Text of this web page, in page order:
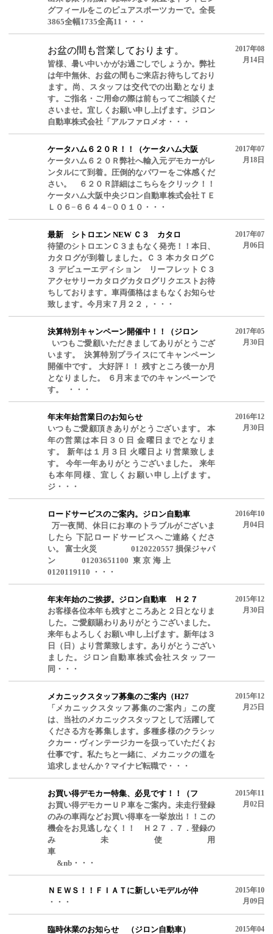
グフィールをこのピュアスポーツカーで。全長
3865全幅1735全高11・・・
お盆の間も営業しております。
皆様、暑い中いかがお過ごしでしょうか。弊社
は年中無休、お盆の間もご来店お待ちしており
ます。尚、スタッフは交代での出勤となりま
す。ご指名・ご用命の際は前もってご相談くだ
さいませ。宜しくお願い申し上げます。ジロン
自動車株式会社「アルファロメオ・・・
2017年08
月14日
ケータハム６２０Ｒ！！（ケータハム大阪
ケータハム６２０Ｒ弊社へ輸入元デモカーがレ
ンタルにて到着。圧倒的なパワーをご体感くだ
さい。 ６２０Ｒ詳細はこちらをクリック！！
ケータハム大阪中央ジロン自動車株式会社ＴＥ
Ｌ０６−６６４４−００１０・・・
2017年07
月18日
最新 シトロエン NEW Ｃ３ カタロ
待望のシトロエンＣ３まもなく発売！！本日、
カタログが到着しました。Ｃ３ 本カタログＣ
３ デビューエディション リーフレットＣ３
アクセサリーカタログカタログリクエストお待
ちしております。車両価格はまもなくお知らせ
致します。今月末７月２２，・・・
2017年07
月06日
決算特別キャンペーン開催中！！（ジロン
いつもご愛顧いただきましてありがとうござ
います。 決算特別プライスにてキャンペーン
開催中です。 大好評！！ 残すところ後一か月
となりました。 ６月末までのキャンペーンで
す。 ・・・
2017年05
月30日
年末年始営業日のお知らせ
いつもご愛顧頂きありがとうございます。 本
年の営業は本日３０日 金曜日までとなりま
す。 新年は１月３日 火曜日より営業致しま
す。 今年一年ありがとうございました。 来年
も本年同様、宜しくお願い申し上げます。
ジ・・・
2016年12
月30日
ロードサービスのご案内。ジロン自動車
万一夜間、休日にお車のトラブルがございま
したら 下記ロードサービスへご連絡くださ
い。 富士火災 0120220557 損保ジャパ
ン 01203651100 東京海上
0120119110 ・・・
2016年10
月04日
年末年始のご挨拶。ジロン自動車 Ｈ２７
お客様各位本年も残すところあと２日となりま
した。ご愛顧賜わりありがとうございました。
来年もよろしくお願い申し上げます。新年は３
日（日）より営業致します。ありがとうござい
ました。ジロン自動車株式会社スタッフ一
同・・・
2015年12
月30日
メカニックスタッフ募集のご案内（H27
「メカニックスタッフ募集のご案内」この度
は、当社のメカニックスタッフとして活躍して
くださる方を募集します。多種多様のクラシッ
クカー・ヴィンテージカーを扱っていただくお
仕事です。私たちと一緒に、メカニックの道を
追求しませんか？マイナビ転職で・・・
2015年12
月25日
お買い得デモカー特集、必見です！！（フ
お買い得デモカーＵＰ車をご案内。未走行登録
のみの車両などお買い得車を一挙放出！！この
機会をお見逃しなく！！ Ｈ２７．７．登録の
み未使用
車
&nb・・・
2015年11
月02日
ＮＥＷＳ！！ＦＩＡＴに新しいモデルが仲
・・・
2015年10
月09日
臨時休業のお知らせ （ジロン自動車） 2015年04